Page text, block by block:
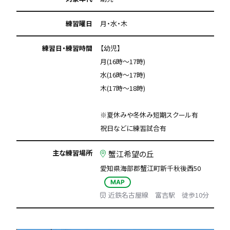
練習曜日 月・水・木
練習日・練習時間
【幼児】
月(16時～17時)
水(16時～17時)
木(17時～18時)
※夏休みや冬休み短期スクール有
祝日などに練習試合有
主な練習場所 蟹江希望の丘
愛知県海部郡蟹江町新千秋後西50
MAP
近鉄名古屋線 富吉駅 徒歩10分